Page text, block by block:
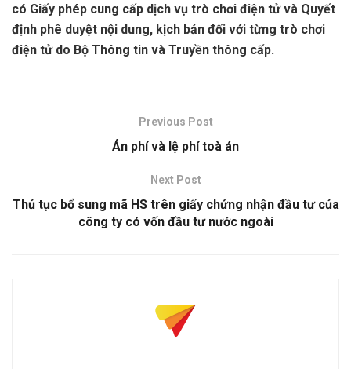
có Giấy phép cung cấp dịch vụ trò chơi điện tử và Quyết
định phê duyệt nội dung, kịch bản đối với từng trò chơi
điện tử do Bộ Thông tin và Truyền thông cấp.
Previous Post
Án phí và lệ phí toà án
Next Post
Thủ tục bổ sung mã HS trên giấy chứng nhận đầu tư của
công ty có vốn đầu tư nước ngoài